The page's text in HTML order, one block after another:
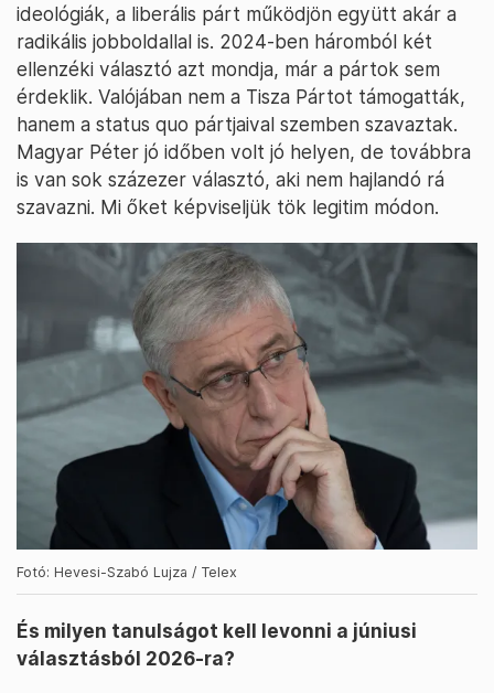
ideológiák, a liberális párt működjön együtt akár a
radikális jobboldallal is. 2024-ben háromból két
ellenzéki választó azt mondja, már a pártok sem
érdeklik. Valójában nem a Tisza Pártot támogatták,
hanem a status quo pártjaival szemben szavaztak.
Magyar Péter jó időben volt jó helyen, de továbbra
is van sok százezer választó, aki nem hajlandó rá
szavazni. Mi őket képviseljük tök legitim módon.
Fotó: Hevesi-Szabó Lujza / Telex
És milyen tanulságot kell levonni a júniusi
választásból 2026-ra?